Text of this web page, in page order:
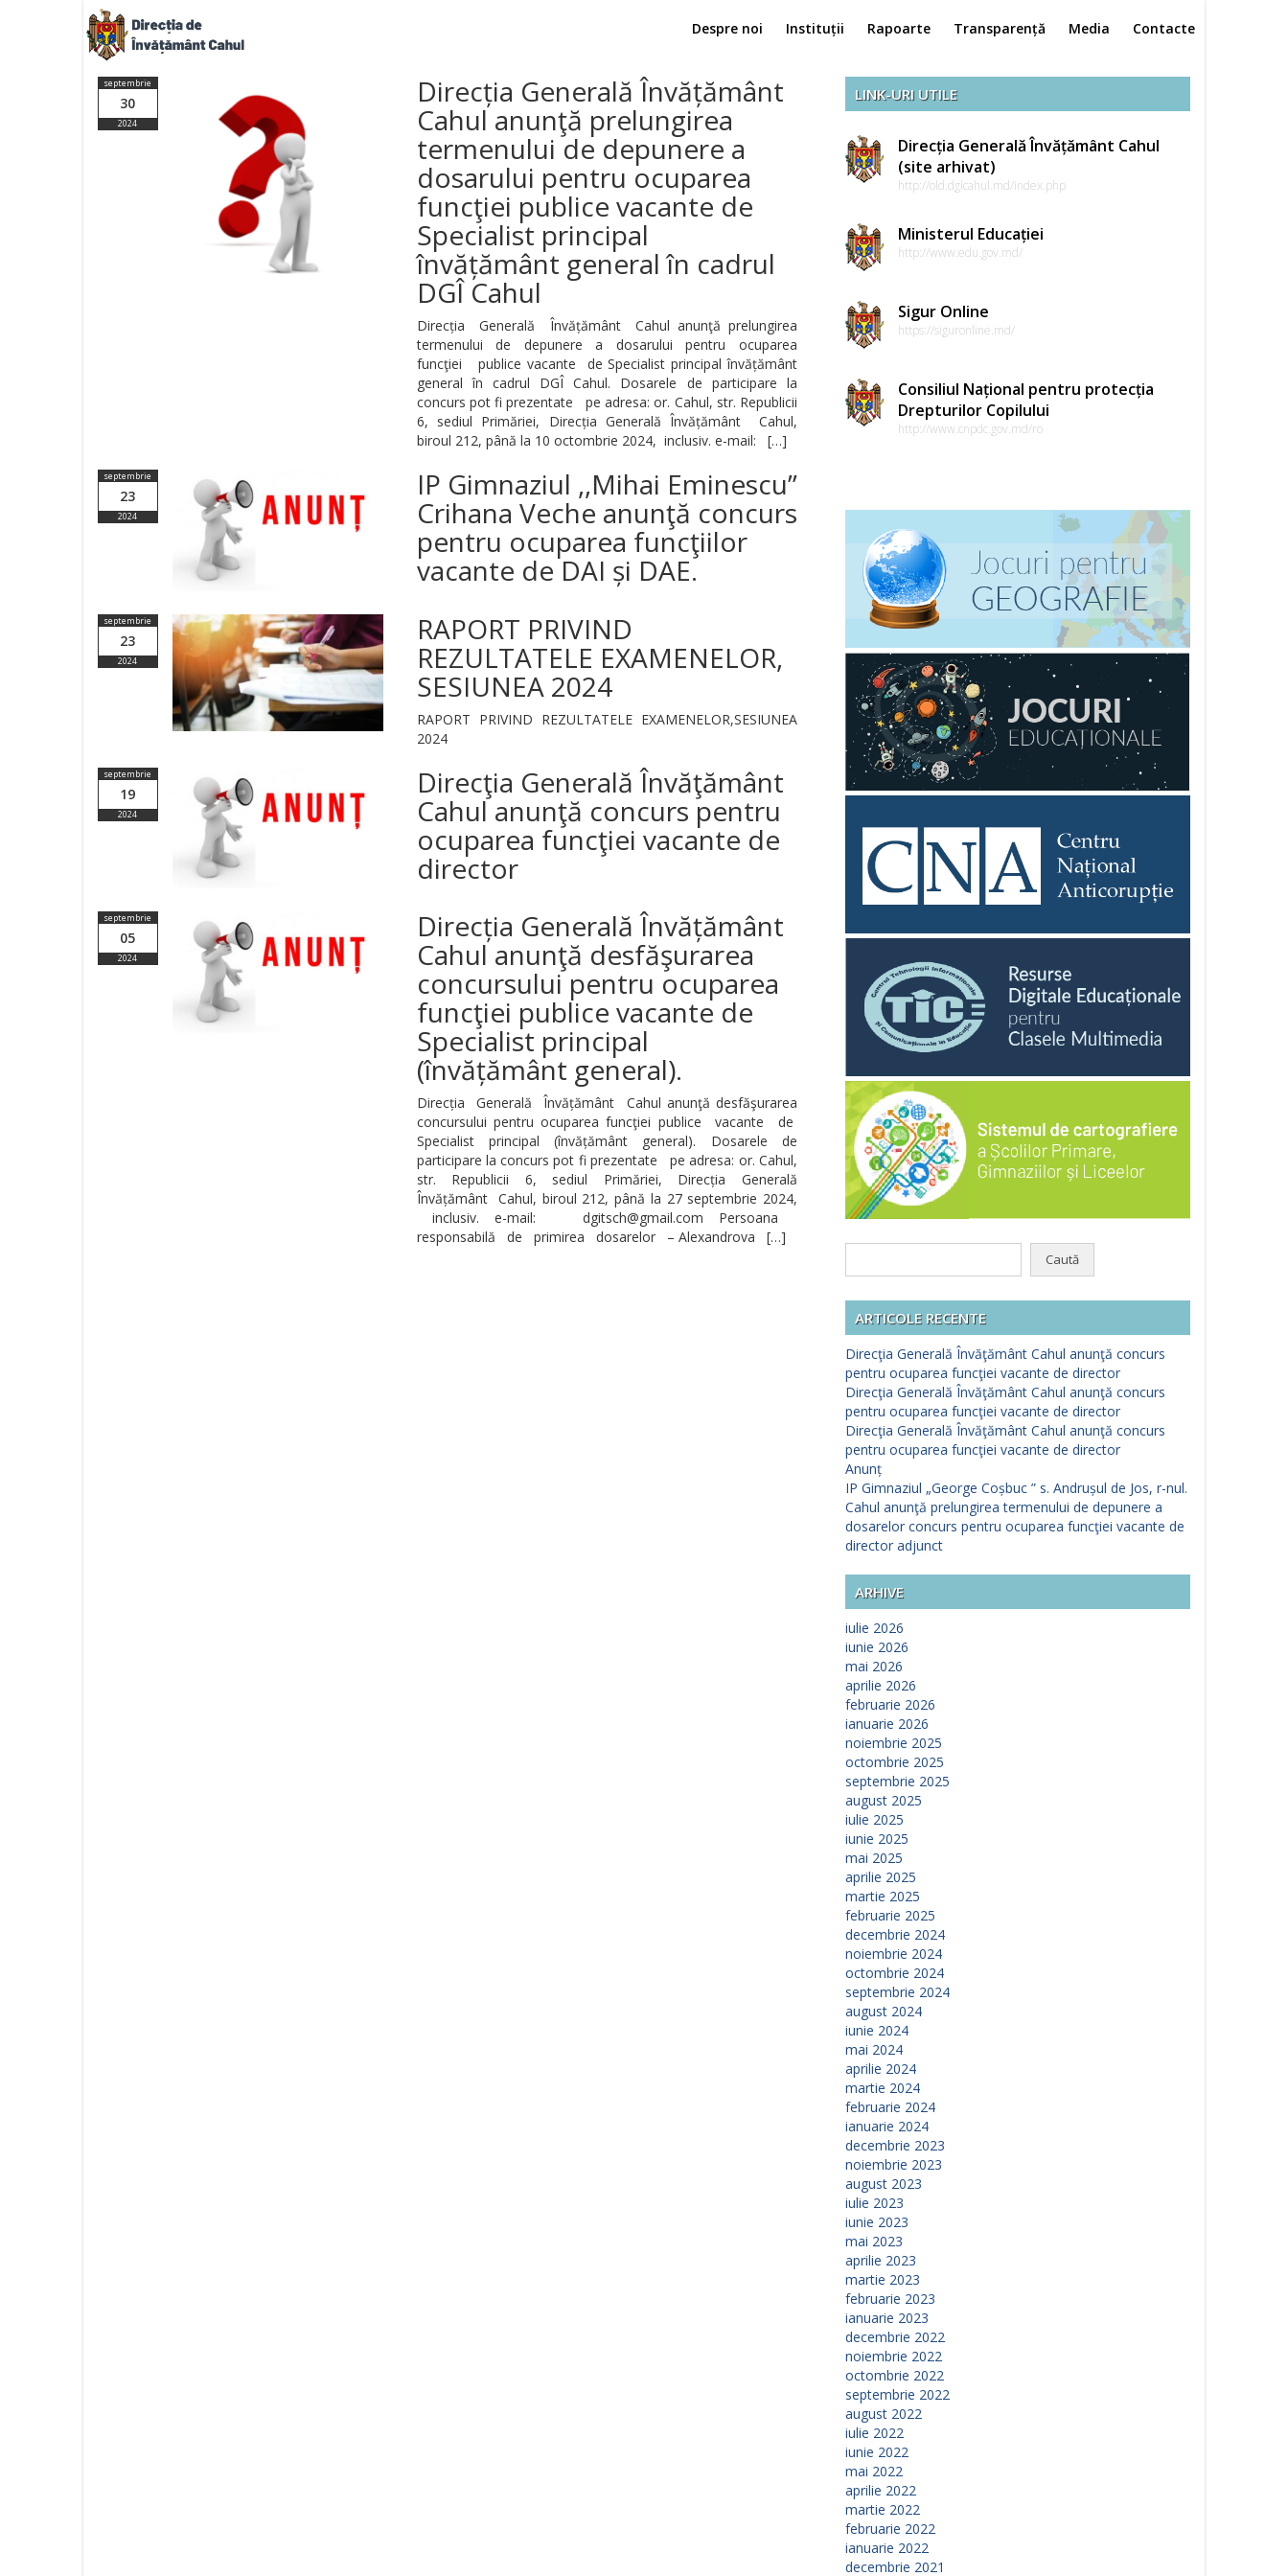
Despre noi Instituții Rapoarte Transparență Media Contacte
septembrie
30
2024
Direcția Generală Învățământ
Cahul anunţă prelungirea
termenului de depunere a
dosarului pentru ocuparea
funcţiei publice vacante de
Specialist principal
învățământ general în cadrul
DGÎ Cahul
Direcția Generală Învățământ Cahul anunţă prelungirea
termenului de depunere a dosarului pentru ocuparea
funcţiei publice vacante de Specialist principal învățământ
general în cadrul DGÎ Cahul. Dosarele de participare la
concurs pot fi prezentate pe adresa: or. Cahul, str. Republicii
6, sediul Primăriei, Direcția Generală Învățământ Cahul,
biroul 212, până la 10 octombrie 2024, inclusiv. e-mail: […]
septembrie
23
2024
IP Gimnaziul ,,Mihai Eminescu”
Crihana Veche anunţă concurs
pentru ocuparea funcţiilor
vacante de DAI și DAE.
septembrie
23
2024
RAPORT PRIVIND
REZULTATELE EXAMENELOR,
SESIUNEA 2024
RAPORT PRIVIND REZULTATELE EXAMENELOR,SESIUNEA
2024
septembrie
19
2024
Direcţia Generală Învăţământ
Cahul anunţă concurs pentru
ocuparea funcţiei vacante de
director
septembrie
05
2024
Direcția Generală Învățământ
Cahul anunţă desfăşurarea
concursului pentru ocuparea
funcţiei publice vacante de
Specialist principal
(învățământ general).
Direcția Generală Învățământ Cahul anunţă desfăşurarea
concursului pentru ocuparea funcţiei publice vacante de
Specialist principal (învățământ general). Dosarele de
participare la concurs pot fi prezentate pe adresa: or. Cahul,
str. Republicii 6, sediul Primăriei, Direcția Generală
Învățământ Cahul, biroul 212, până la 27 septembrie 2024,
inclusiv. e-mail: dgitsch@gmail.com Persoana
responsabilă de primirea dosarelor – Alexandrova […]
LINK-URI UTILE
Direcția Generală Învățământ Cahul
(site arhivat)
http://old.dgicahul.md/index.php
Ministerul Educației
http://www.edu.gov.md/
Sigur Online
https://siguronline.md/
Consiliul Național pentru protecția
Drepturilor Copilului
http://www.cnpdc.gov.md/ro
ARTICOLE RECENTE
Direcţia Generală Învăţământ Cahul anunţă concurs
pentru ocuparea funcţiei vacante de director
Direcţia Generală Învăţământ Cahul anunţă concurs
pentru ocuparea funcţiei vacante de director
Direcţia Generală Învăţământ Cahul anunţă concurs
pentru ocuparea funcţiei vacante de director
Anunț
IP Gimnaziul „George Coșbuc ” s. Andrușul de Jos, r-nul.
Cahul anunţă prelungirea termenului de depunere a
dosarelor concurs pentru ocuparea funcţiei vacante de
director adjunct
ARHIVE
iulie 2026
iunie 2026
mai 2026
aprilie 2026
februarie 2026
ianuarie 2026
noiembrie 2025
octombrie 2025
septembrie 2025
august 2025
iulie 2025
iunie 2025
mai 2025
aprilie 2025
martie 2025
februarie 2025
decembrie 2024
noiembrie 2024
octombrie 2024
septembrie 2024
august 2024
iunie 2024
mai 2024
aprilie 2024
martie 2024
februarie 2024
ianuarie 2024
decembrie 2023
noiembrie 2023
august 2023
iulie 2023
iunie 2023
mai 2023
aprilie 2023
martie 2023
februarie 2023
ianuarie 2023
decembrie 2022
noiembrie 2022
octombrie 2022
septembrie 2022
august 2022
iulie 2022
iunie 2022
mai 2022
aprilie 2022
martie 2022
februarie 2022
ianuarie 2022
decembrie 2021